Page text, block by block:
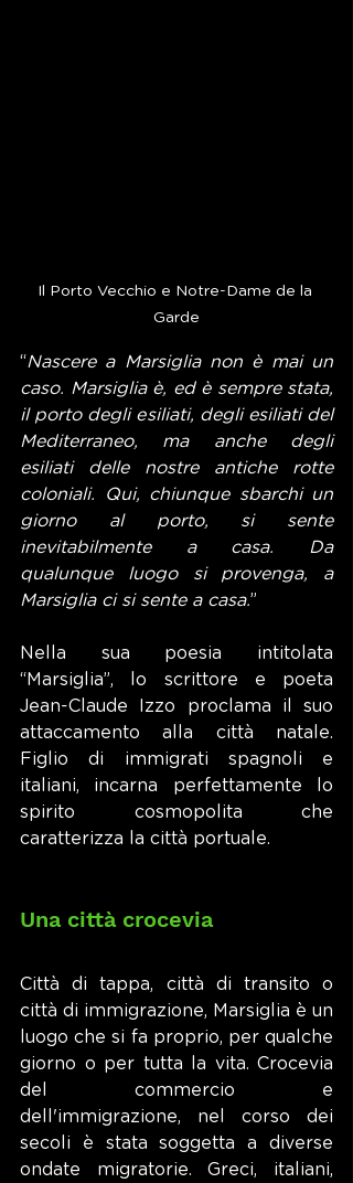
Il Porto Vecchio e Notre-Dame de la
Garde
“Nascere a Marsiglia non è mai un
caso. Marsiglia è, ed è sempre stata,
il porto degli esiliati, degli esiliati del
Mediterraneo, ma anche degli
esiliati delle nostre antiche rotte
coloniali. Qui, chiunque sbarchi un
giorno al porto, si sente
inevitabilmente a casa. Da
qualunque luogo si provenga, a
Marsiglia ci si sente a casa.”
Nella sua poesia intitolata
“Marsiglia”, lo scrittore e poeta
Jean-Claude Izzo proclama il suo
attaccamento alla città natale.
Figlio di immigrati spagnoli e
italiani, incarna perfettamente lo
spirito cosmopolita che
caratterizza la città portuale.
Una città crocevia
Città di tappa, città di transito o
città di immigrazione, Marsiglia è un
luogo che si fa proprio, per qualche
giorno o per tutta la vita. Crocevia
del commercio e
dell'immigrazione, nel corso dei
secoli è stata soggetta a diverse
ondate migratorie. Greci, italiani,